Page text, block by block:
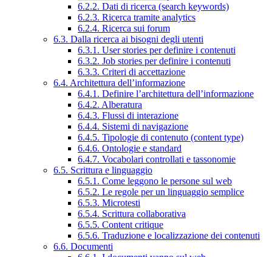
6.2.2. Dati di ricerca (search keywords)
6.2.3. Ricerca tramite analytics
6.2.4. Ricerca sui forum
6.3. Dalla ricerca ai bisogni degli utenti
6.3.1. User stories per definire i contenuti
6.3.2. Job stories per definire i contenuti
6.3.3. Criteri di accettazione
6.4. Architettura dell’informazione
6.4.1. Definire l’architettura dell’informazione
6.4.2. Alberatura
6.4.3. Flussi di interazione
6.4.4. Sistemi di navigazione
6.4.5. Tipologie di contenuto (content type)
6.4.6. Ontologie e standard
6.4.7. Vocabolari controllati e tassonomie
6.5. Scrittura e linguaggio
6.5.1. Come leggono le persone sul web
6.5.2. Le regole per un linguaggio semplice
6.5.3. Microtesti
6.5.4. Scrittura collaborativa
6.5.5. Content critique
6.5.6. Traduzione e localizzazione dei contenuti
6.6. Documenti